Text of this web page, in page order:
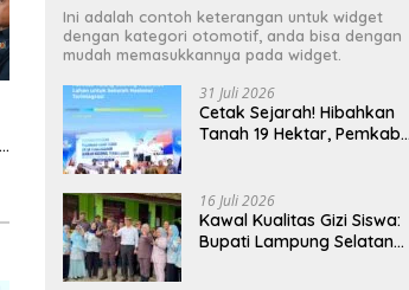
Ini adalah contoh keterangan untuk widget
dengan kategori otomotif, anda bisa dengan
mudah memasukkannya pada widget.
31 Juli 2026
Cetak Sejarah! Hibahkan
Tanah 19 Hektar, Pemkab
Terintegrasi Pertama di
Lampung
16 Juli 2026
Kawal Kualitas Gizi Siswa:
Bupati Lampung Selatan